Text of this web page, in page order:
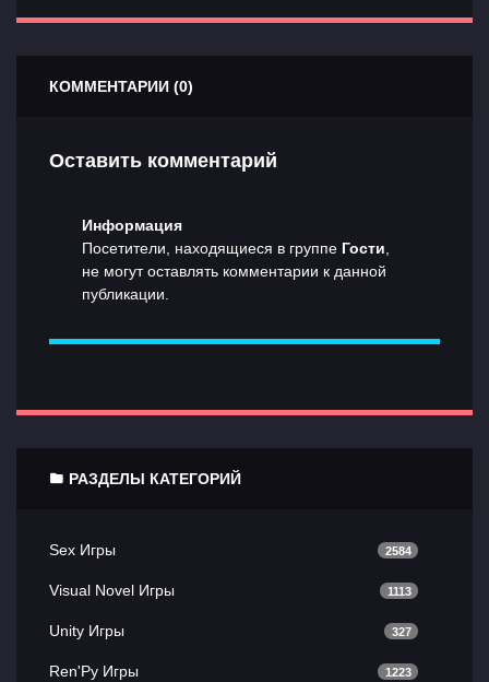
КОММЕНТАРИИ (0)
Оставить комментарий
Информация
Посетители, находящиеся в группе Гости,
не могут оставлять комментарии к данной
публикации.
РАЗДЕЛЫ КАТЕГОРИЙ
Sex Игры 2584
Visual Novel Игры 1113
Unity Игры 327
Ren'Py Игры 1223